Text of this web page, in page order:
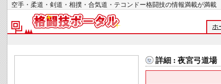
空手・柔道・剣道・相撲・合気道・テコンドー格闘技の情報満載が
ホ
詳細 : 夜宮弓道場